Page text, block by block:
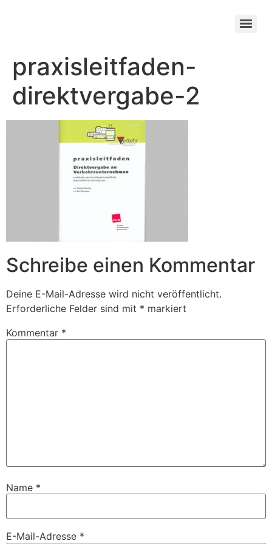
praxisleitfaden-
direktvergabe-2
Schreibe einen Kommentar
Deine E-Mail-Adresse wird nicht veröffentlicht.
Erforderliche Felder sind mit * markiert
Kommentar *
Name *
E-Mail-Adresse *